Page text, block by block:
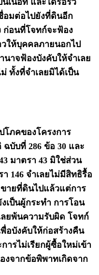
เนื้อที่ และได้รื้อรั้ว
อมต่อไปยังที่ดินอีก
ก่อนที่โจทก์จะฟ้อง
ให้บุคคลภายนอกไป
าจฟ้องบังคับให้จำเลย
ทั้งที่จำเลยมิได้เป็น
โภคของโครงการ
บับที่ 286 ข้อ 30 และ
มาตรา 43 มิใช่ส่วน
146 จำเลยไม่มีสิทธิรื้อ
ายที่ดินไปแล้วแต่การ
เป็นผู้กระทำ การโอน
ยพ้นความรับผิด โจทก์
อบังคับให้ก่อสร้างคืน
ารไม่เรียกผู้ซื้อใหม่เข้า
งจากข้อพิพาทเกิดจาก